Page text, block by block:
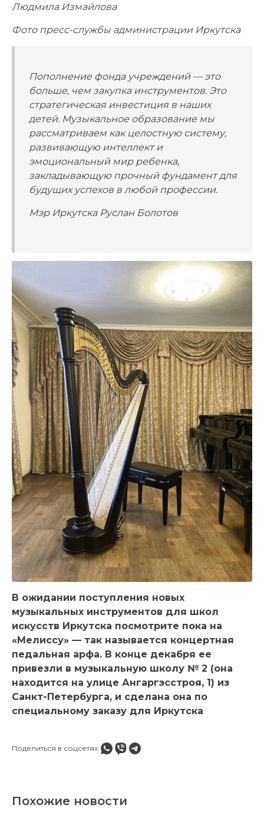
Людмила Измайлова
Фото пресс-службы администрации Иркутска
Пополнение фонда учреждений — это
больше, чем закупка инструментов. Это
стратегическая инвестиция в наших
детей. Музыкальное образование мы
рассматриваем как целостную систему,
развивающую интеллект и
эмоциональный мир ребенка,
закладывающую прочный фундамент для
будущих успехов в любой профессии.
Мэр Иркутска Руслан Болотов
В ожидании поступления новых
музыкальных инструментов для школ
искусств Иркутска посмотрите пока на
«Мелиссу» — так называется концертная
педальная арфа. В конце декабря ее
привезли в музыкальную школу № 2 (она
находится на улице Ангаргэсстроя, 1) из
Санкт-Петербурга, и сделана она по
специальному заказу для Иркутска
Поделиться в соцсетях:
Похожие новости